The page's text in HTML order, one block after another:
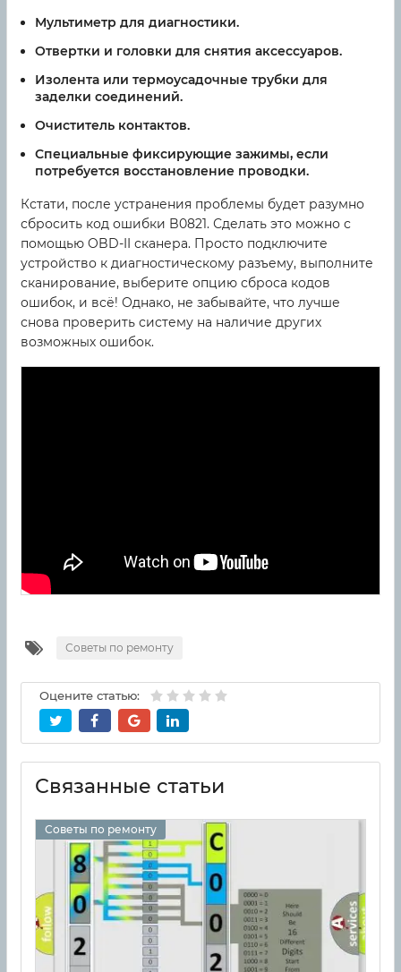
Мультиметр для диагностики.
Отвертки и головки для снятия аксессуаров.
Изолента или термоусадочные трубки для
заделки соединений.
Очиститель контактов.
Специальные фиксирующие зажимы, если
потребуется восстановление проводки.
Кстати, после устранения проблемы будет разумно
сбросить код ошибки B0821. Сделать это можно с
помощью OBD-II сканера. Просто подключите
устройство к диагностическому разъему, выполните
сканирование, выберите опцию сброса кодов
ошибок, и всё! Однако, не забывайте, что лучше
снова проверить систему на наличие других
возможных ошибок.
Советы по ремонту
Оцените статью:
Связанные статьи
Советы по ремонту